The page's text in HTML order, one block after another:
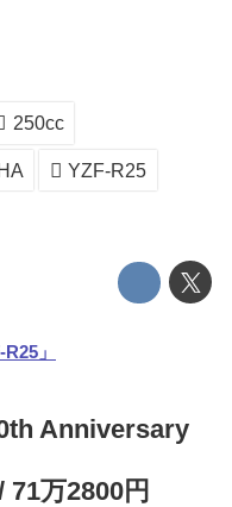
250cc
YZF-R25
」
Anniversary
71万2800円